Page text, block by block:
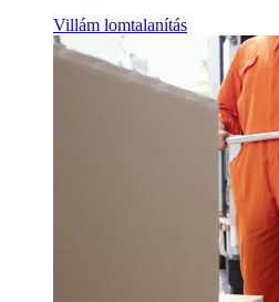
Villám lomtalanítás